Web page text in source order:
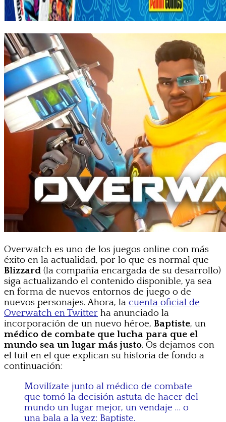
Overwatch es uno de los juegos online con más
éxito en la actualidad, por lo que es normal que
Blizzard (la compañía encargada de su desarrollo)
siga actualizando el contenido disponible, ya sea
en forma de nuevos entornos de juego o de
nuevos personajes. Ahora, la cuenta oficial de
Overwatch en Twitter ha anunciado la
incorporación de un nuevo héroe, Baptiste, un
médico de combate que lucha para que el
mundo sea un lugar más justo. Os dejamos con
el tuit en el que explican su historia de fondo a
continuación:
Movilízate junto al médico de combate
que tomó la decisión astuta de hacer del
mundo un lugar mejor, un vendaje … o
una bala a la vez: Baptiste.